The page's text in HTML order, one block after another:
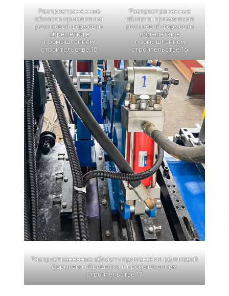
Распространенные
области применения
роликовой формовки
обрешетки в
промышленном
строительстве 15
Распространенные
области применения
роликовой формовки
обрешетки в
промышленном
строительстве 16
Распространенные области применения роликовой
формовки обрешетки в промышленном
строительстве 17